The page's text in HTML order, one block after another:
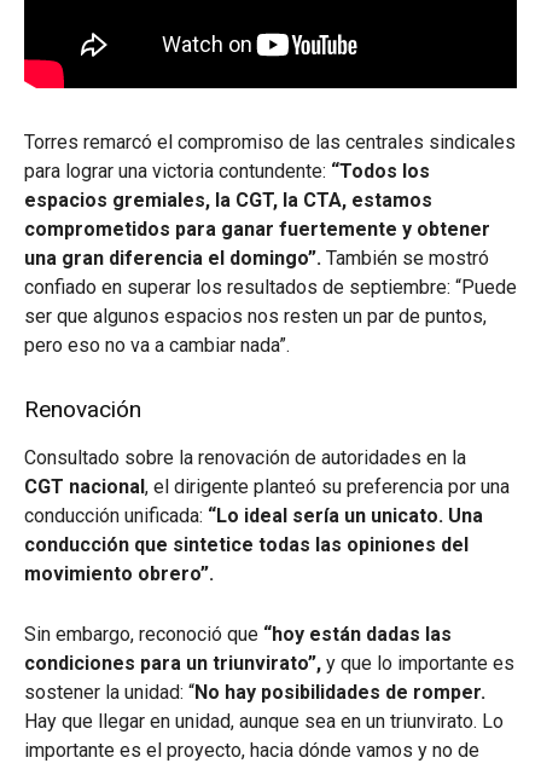
Torres remarcó el compromiso de las centrales sindicales
para lograr una victoria contundente: “Todos los
espacios gremiales, la CGT, la CTA, estamos
comprometidos para ganar fuertemente y obtener
una gran diferencia el domingo”. También se mostró
confiado en superar los resultados de septiembre: “Puede
ser que algunos espacios nos resten un par de puntos,
pero eso no va a cambiar nada”.
Renovación
Consultado sobre la renovación de autoridades en la
CGT nacional, el dirigente planteó su preferencia por una
conducción unificada: “Lo ideal sería un unicato. Una
conducción que sintetice todas las opiniones del
movimiento obrero”.
Sin embargo, reconoció que “hoy están dadas las
condiciones para un triunvirato”, y que lo importante es
sostener la unidad: “No hay posibilidades de romper.
Hay que llegar en unidad, aunque sea en un triunvirato. Lo
importante es el proyecto, hacia dónde vamos y no de